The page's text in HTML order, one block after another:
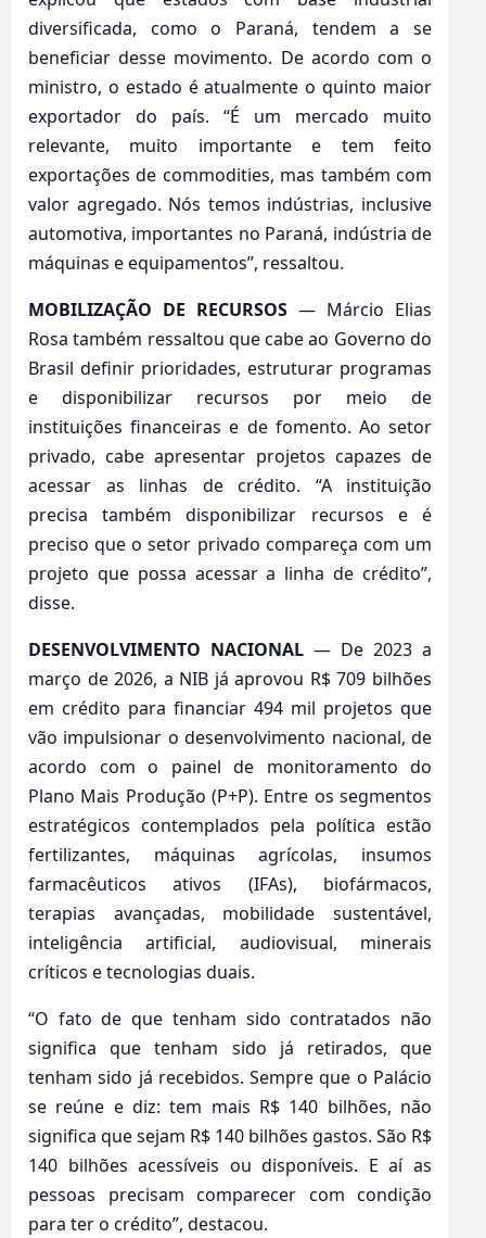
diversificada, como o Paraná, tendem a se
beneficiar desse movimento. De acordo com o
ministro, o estado é atualmente o quinto maior
exportador do país. “É um mercado muito
relevante, muito importante e tem feito
exportações de commodities, mas também com
valor agregado. Nós temos indústrias, inclusive
automotiva, importantes no Paraná, indústria de
máquinas e equipamentos”, ressaltou.
MOBILIZAÇÃO DE RECURSOS — Márcio Elias
Rosa também ressaltou que cabe ao Governo do
Brasil definir prioridades, estruturar programas
e disponibilizar recursos por meio de
instituições financeiras e de fomento. Ao setor
privado, cabe apresentar projetos capazes de
acessar as linhas de crédito. “A instituição
precisa também disponibilizar recursos e é
preciso que o setor privado compareça com um
projeto que possa acessar a linha de crédito”,
disse.
DESENVOLVIMENTO NACIONAL — De 2023 a
março de 2026, a NIB já aprovou R$ 709 bilhões
em crédito para financiar 494 mil projetos que
vão impulsionar o desenvolvimento nacional, de
acordo com o painel de monitoramento do
Plano Mais Produção (P+P). Entre os segmentos
estratégicos contemplados pela política estão
fertilizantes, máquinas agrícolas, insumos
farmacêuticos ativos (IFAs), biofármacos,
terapias avançadas, mobilidade sustentável,
inteligência artificial, audiovisual, minerais
críticos e tecnologias duais.
“O fato de que tenham sido contratados não
significa que tenham sido já retirados, que
tenham sido já recebidos. Sempre que o Palácio
se reúne e diz: tem mais R$ 140 bilhões, não
significa que sejam R$ 140 bilhões gastos. São R$
140 bilhões acessíveis ou disponíveis. E aí as
pessoas precisam comparecer com condição
para ter o crédito”, destacou.